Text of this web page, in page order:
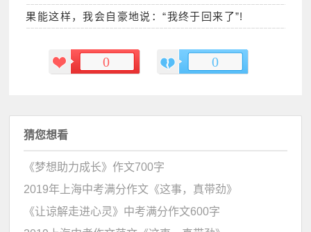
果能这样，我会自豪地说：“我终于回来了”!
0 0
猜您想看
《梦想助力成长》作文700字
2019年上海中考满分作文《这事，真带劲》
《让谅解走进心灵》中考满分作文600字